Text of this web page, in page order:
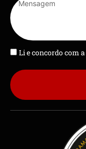
Li e concordo com a